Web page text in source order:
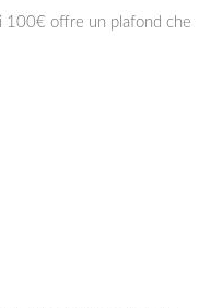
100€ offre un plafond che